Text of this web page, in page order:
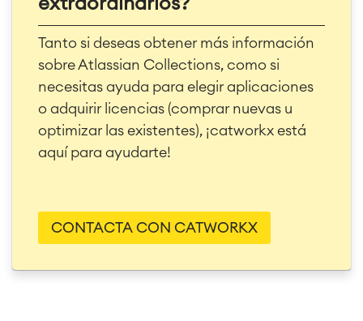
extraordinarios?
Tanto si deseas obtener más información
sobre Atlassian Collections, como si
necesitas ayuda para elegir aplicaciones
o adquirir licencias (comprar nuevas u
optimizar las existentes), ¡catworkx está
aquí para ayudarte!
CONTACTA CON CATWORKX